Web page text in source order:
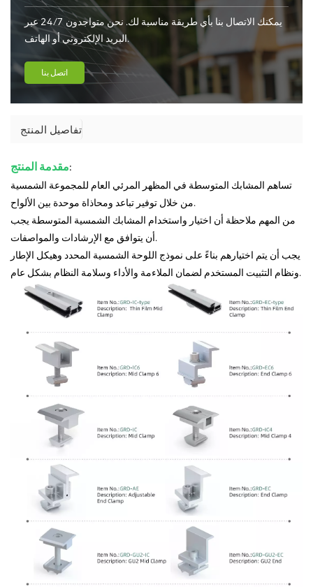
يمكنك الاتصال بنا بأي طريقة مناسبة لك. نحن متواجدون 24/7 عبر
البريد الإلكتروني أو الهاتف.
اتصل بنا
تفاصيل المنتج
مقدمة المنتج:
تساهم المشابك المتوسطة في المظهر المرئي العام للمجموعة الشمسية
من خلال توفير تباعد ومحاذاة موحدة بين الألواح.
من المهم ملاحظة أن اختيار واستخدام المشابك الشمسية المتوسطة يجب
أن يتوافق مع الإرشادات والمواصفات.
يجب أن يتم اختيارهم بناءً على نموذج اللوحة الشمسية المحدد وهيكل الإطار
ونظام التثبيت المستخدم لضمان الملاءمة والأداء وسلامة النظام بشكل عام.